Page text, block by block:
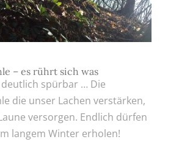
– es rührt sich was
deutlich spürbar … Die
die unser Lachen verstärken,
versorgen. Endlich dürfen
langem Winter erholen!